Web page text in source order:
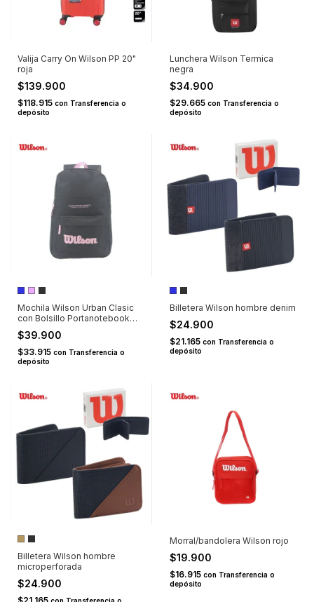
Valija Carry On Wilson PP 20"
roja
$139.900
$118.915 con Transferencia o
depósito
Lunchera Wilson Termica
negra
$34.900
$29.665 con Transferencia o
depósito
Mochila Wilson Urban Clasic
con Bolsillo Portanotebook
15,6"
$39.900
$33.915 con Transferencia o
depósito
Billetera Wilson hombre denim
$24.900
$21.165 con Transferencia o
depósito
Billetera Wilson hombre
microperforada
$24.900
Morral/bandolera Wilson rojo
$19.900
$16.915 con Transferencia o
depósito